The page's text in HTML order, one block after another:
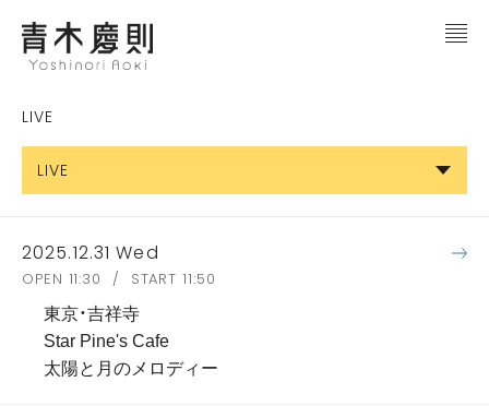
LIVE
LIVE
2025.12.31 Wed
OPEN 11:30 / START 11:50
東京・吉祥寺
Star Pine's Cafe
太陽と月のメロディー